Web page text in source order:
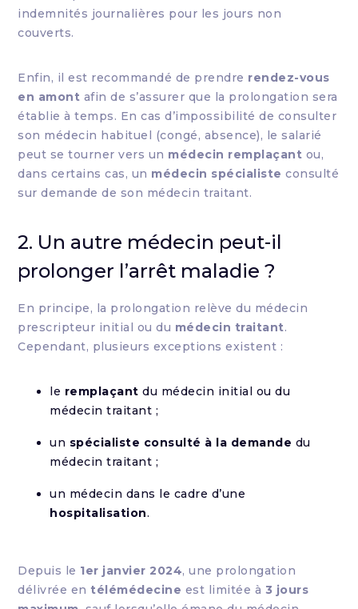
indemnités journalières pour les jours non
couverts.
Enfin, il est recommandé de prendre rendez-vous
en amont afin de s’assurer que la prolongation sera
établie à temps. En cas d’impossibilité de consulter
son médecin habituel (congé, absence), le salarié
peut se tourner vers un médecin remplaçant ou,
dans certains cas, un médecin spécialiste consulté
sur demande de son médecin traitant.
2. Un autre médecin peut-il
prolonger l’arrêt maladie ?
En principe, la prolongation relève du médecin
prescripteur initial ou du médecin traitant.
Cependant, plusieurs exceptions existent :
le remplaçant du médecin initial ou du
médecin traitant ;
un spécialiste consulté à la demande du
médecin traitant ;
un médecin dans le cadre d’une
hospitalisation.
Depuis le 1er janvier 2024, une prolongation
délivrée en télémédecine est limitée à 3 jours